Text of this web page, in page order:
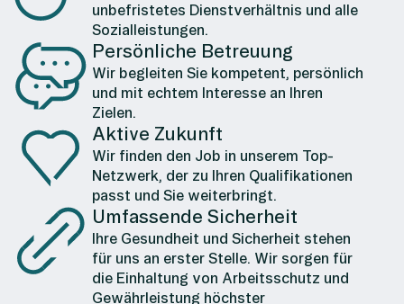
unbefristetes Dienstverhältnis und alle
Sozialleistungen.
Persönliche Betreuung
Wir begleiten Sie kompetent, persönlich
und mit echtem Interesse an Ihren
Zielen.
Aktive Zukunft
Wir finden den Job in unserem Top-
Netzwerk, der zu Ihren Qualifikationen
passt und Sie weiterbringt.
Umfassende Sicherheit
Ihre Gesundheit und Sicherheit stehen
für uns an erster Stelle. Wir sorgen für
die Einhaltung von Arbeitsschutz und
Gewährleistung höchster